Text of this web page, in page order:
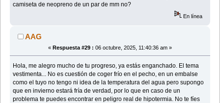
camiseta de neopreno de un par de mm no?
En línea
AAG
« Respuesta #29 : 06 octubre, 2025, 11:40:36 am »
Hola, me alegro mucho de tu progreso, ya estás enganchado. El tema
vestimenta... No es cuestión de coger frío en el pecho, en un embalse
como el tuyo no tengo ni idea de la temperatura del agua pero supongo
que en invierno estará fría de verdad, por lo que en caso de un
problema te puedes encontrar en peligro real de hipotermia. No te fíes